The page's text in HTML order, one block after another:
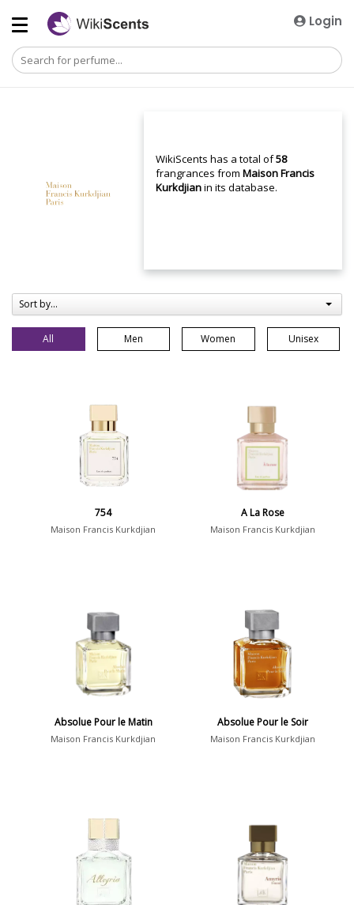
Login
WikiScents has a total of58
frangrances fromMaison Francis
Kurkdjianin its database.
Sort by...
All Men Women Unisex
754
Maison Francis Kurkdjian
A La Rose
Maison Francis Kurkdjian
Absolue Pour le Matin
Maison Francis Kurkdjian
Absolue Pour le Soir
Maison Francis Kurkdjian